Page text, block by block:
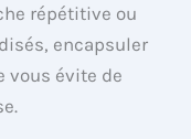
répétitive ou
encapsuler
vous évite de